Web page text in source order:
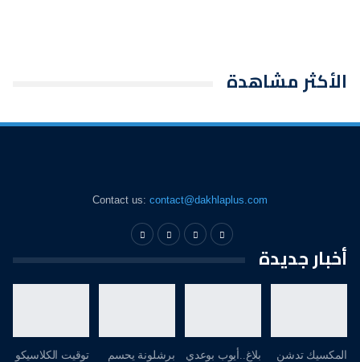
الأكثر مشاهدة
Contact us:contact@dakhlaplus.com
أخبار جديدة
المكسيك تدشن بلاغ..أيوب بوعدي برشلونة يحسم توقيت الكلاسيكو